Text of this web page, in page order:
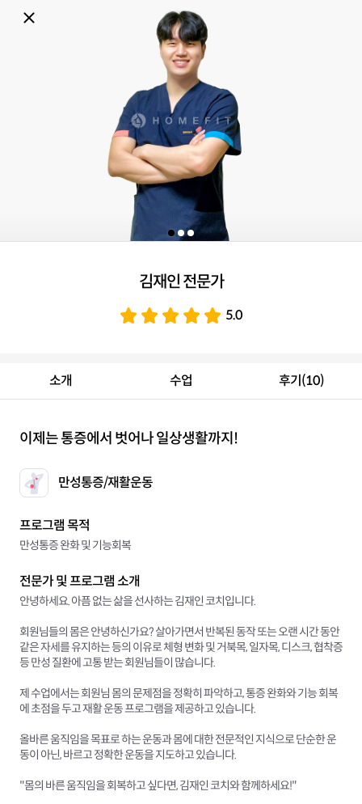
소개 수업 후기(10)
이제는 통증에서 벗어나 일상생활까지!
만성통증/재활운동
프로그램 목적
만성통증 완화 및 기능회복
전문가 및 프로그램 소개
안녕하세요. 아픔 없는 삶을 선사하는 김재인 코치입니다.
회원님들의 몸은 안녕하신가요? 살아가면서 반복된 동작 또는 오랜 시간 동안
같은 자세를 유지하는 등의 이유로 체형 변화 및 거북목, 일자목, 디스크, 협착증
등 만성 질환에 고통 받는 회원님들이 많습니다.
제 수업에서는 회원님 몸의 문제점을 정확히 파악하고, 통증 완화와 기능 회복
에 초점을 두고 재활 운동 프로그램을 제공하고 있습니다.
올바른 움직임을 목표로 하는 운동과 몸에 대한 전문적인 지식으로 단순한 운
동이 아닌, 바르고 정확한 운동을 지도하고 있습니다.
"몸의 바른 움직임을 회복하고 싶다면, 김재인 코치와 함께하세요!"
김재인 전문가
5.0